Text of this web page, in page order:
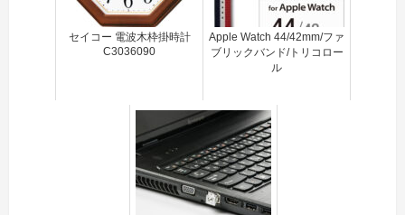
セイコー 電波木枠掛時計
C3036090
Apple Watch 44/42mm/ファ
ブリックバンド/トリコロー
ル